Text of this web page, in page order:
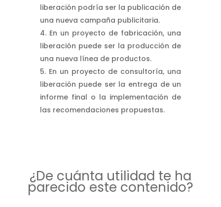
liberación podría ser la publicación de
una nueva campaña publicitaria.
En un proyecto de fabricación, una
liberación puede ser la producción de
una nueva línea de productos.
En un proyecto de consultoría, una
liberación puede ser la entrega de un
informe final o la implementación de
las recomendaciones propuestas.
¿De cuánta utilidad te ha
parecido este contenido?